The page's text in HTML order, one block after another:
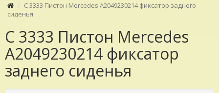
C 3333 Пистон Mercedes A2049230214 фиксатор заднего
сиденья
C 3333 Пистон Mercedes
A2049230214 фиксатор
заднего сиденья